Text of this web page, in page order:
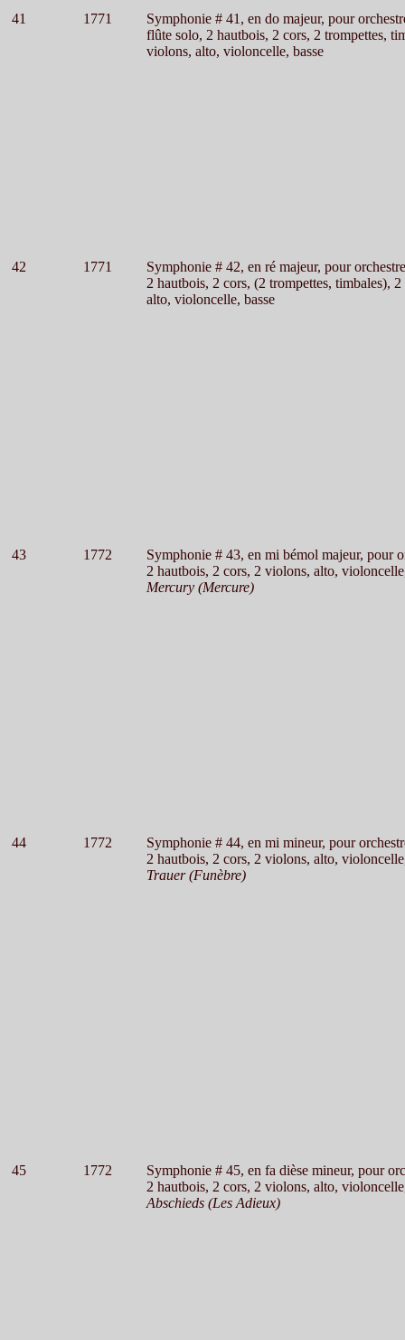
41 1771
Symphonie # 41, en do majeur, pour
flûte solo, 2 hautbois, 2 cors, 2 trompettes,
violons, alto, violoncelle, basse
42 1771
Symphonie # 42, en ré majeur, pour orchestre
2 hautbois, 2 cors, (2 trompettes, timbales),
alto, violoncelle, basse
43 1772
Symphonie # 43, en mi bémol majeur, pour
2 hautbois, 2 cors, 2 violons, alto,
Mercury (Mercure)
44 1772
Symphonie # 44, en mi mineur, pour
2 hautbois, 2 cors, 2 violons, alto,
Trauer (Funèbre)
45 1772
Symphonie # 45, en fa dièse mineur, pour
2 hautbois, 2 cors, 2 violons, alto,
Abschieds (Les Adieux)